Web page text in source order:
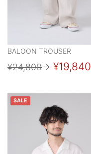
BALOON TROUSER
¥24,800→ ¥19,840
SALE